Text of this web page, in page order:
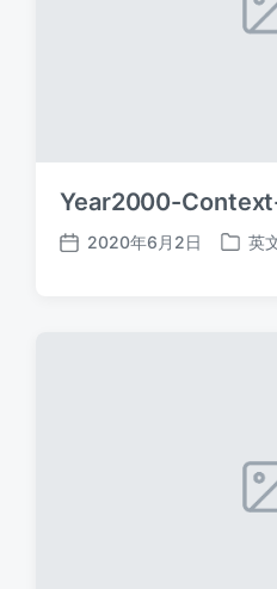
Year2000-
发
2020年6月2日
发
英